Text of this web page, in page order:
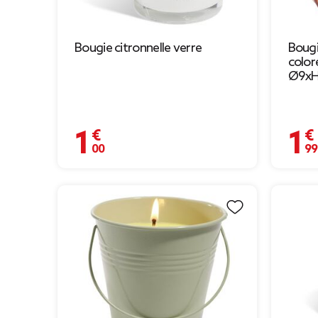
Bougie citronnelle verre
1,00 € 1,99 €